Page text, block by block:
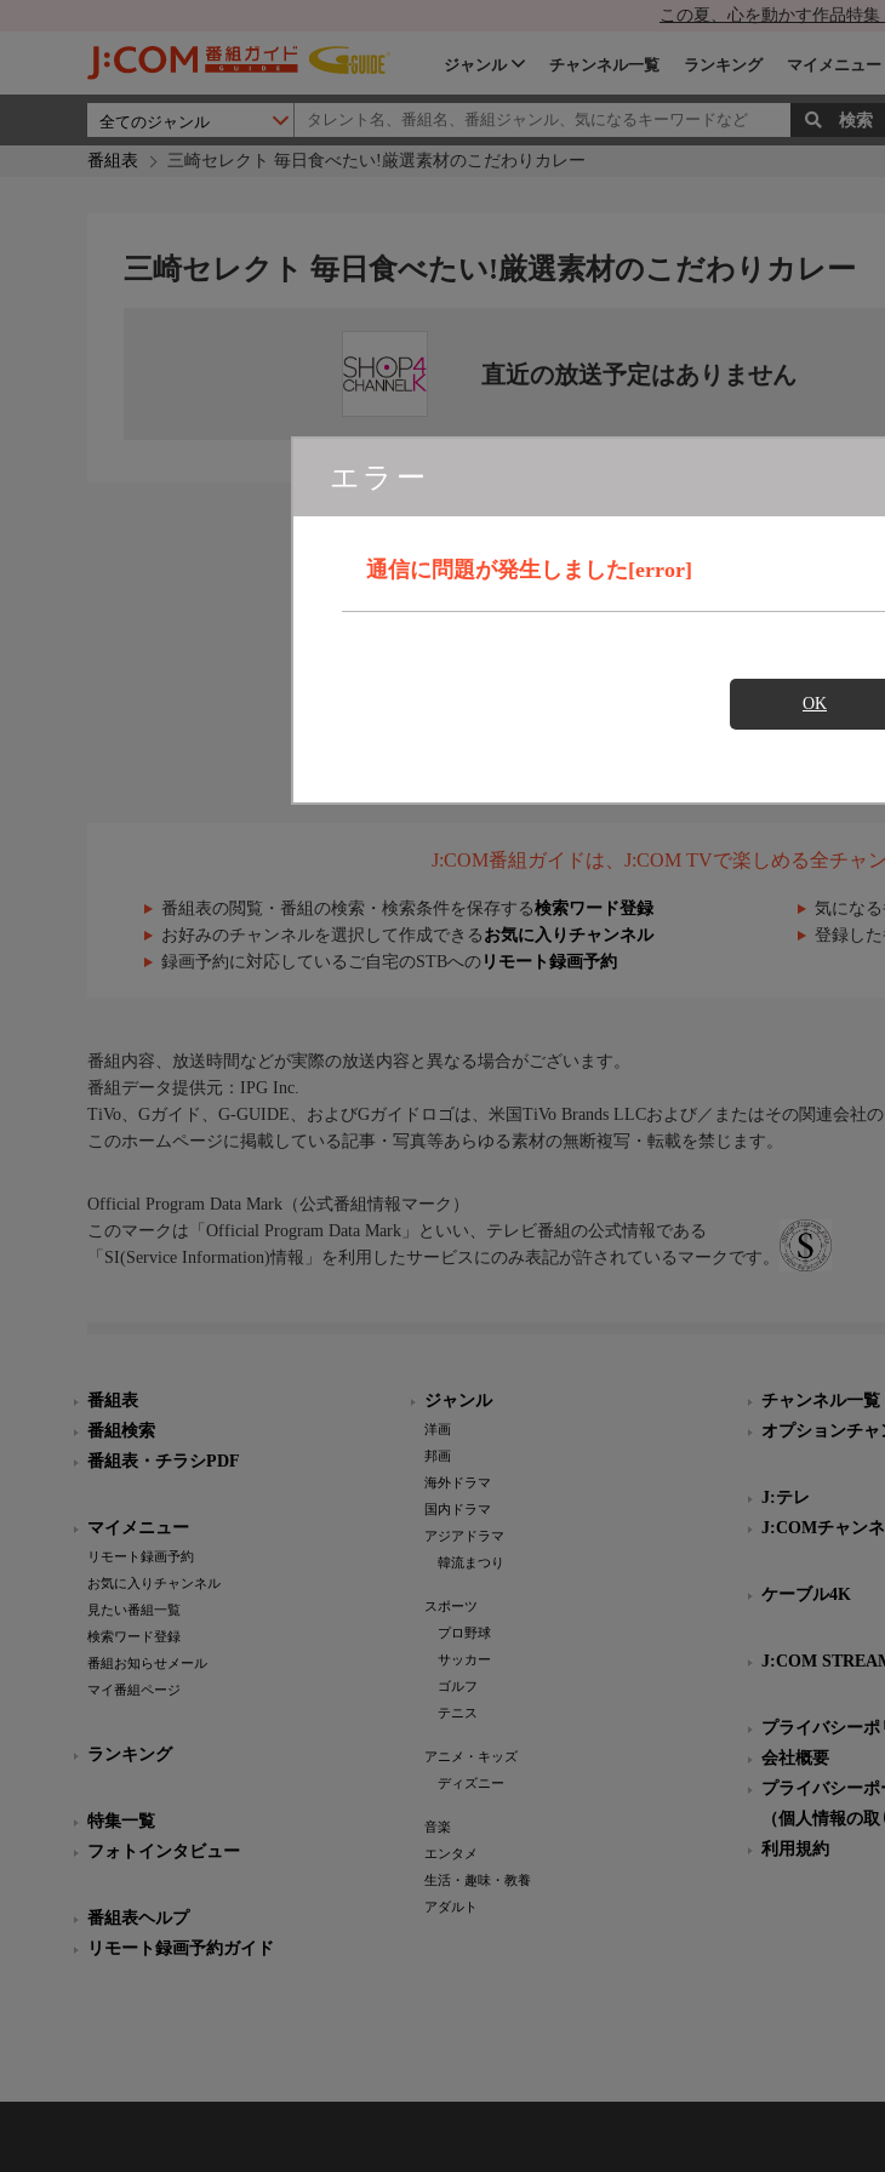
この夏、心を動かす作品特集
ジャンル チャンネル一覧 ランキング マイメニュー
番組表 三崎セレクト 毎日食べたい!厳選素材のこだわりカレー
エラー
通信に問題が発生しました[error]
OK
三崎セレクト 毎日食べたい!厳選素材のこだわりカレー
直近の放送予定はありません
J:COM番組ガイドは、J:COM TVで楽しめる全チャ
番組表の閲覧・番組の検索・検索条件を保存する検索ワード登録 気にな
お好みのチャンネルを選択して作成できる お気に入りチャンネル 登録し
録画予約に対応しているご自宅のSTBへの リモート録画予約
番組内容、放送時間などが実際の放送内容と異なる場合がございます。
番組データ提供元：IPG Inc.
TiVo、Gガイド、G-GUIDE、およびGガイドロゴは、米国TiVo Brands LLCおよび／またはその関連会社
このホームページに掲載している記事・写真等あらゆる素材の無断複写・転載を禁じます。
Official Program Data Mark（公式番組情報マーク）
このマークは「Official Program Data Mark」といい、テレビ番組の公式情報である
「SI(Service Information)情報」を利用したサービスにのみ表記が許されているマークです。
番組表
番組検索
番組表・チラシPDF
マイメニュー
リモート録画予約
お気に入りチャンネル
見たい番組一覧
検索ワード登録
番組お知らせメール
マイ番組ページ
ランキング
特集一覧
フォトインタビュー
番組表ヘルプ
リモート録画予約ガイド
ジャンル
洋画
邦画
海外ドラマ
国内ドラマ
アジアドラマ
韓流まつり
スポーツ
プロ野球
サッカー
ゴルフ
テニス
アニメ・キッズ
ディズニー
音楽
エンタメ
生活・趣味・教養
アダルト
チャンネル一覧
オプションチャ
J:テレ
J:COMチャン
ケーブル4K
J:COM
プライバシーポ
会社概要
プライバシーポ
（個人情報の
利用規約